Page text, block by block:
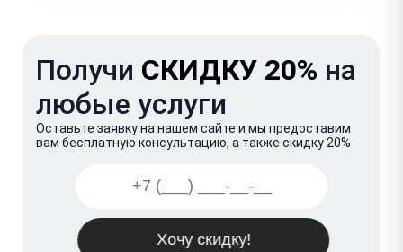
Получи СКИДКУ 20% на
любые услуги
Оставьте заявку на нашем сайте и мы предоставим
вам бесплатную консультацию, а также скидку 20%